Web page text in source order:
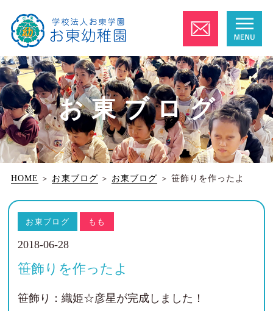
お東ブログ
HOME ＞ お東ブログ ＞ お東ブログ ＞ 笹飾りを作ったよ
お東ブログ もも
2018-06-28
笹飾りを作ったよ
笹飾り：織姫☆彦星が完成しました！